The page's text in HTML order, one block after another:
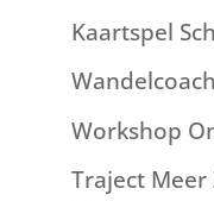
Kaartspel
Workshop
Traject